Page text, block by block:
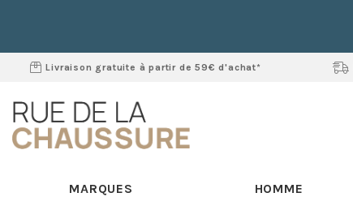
Livraison gratuite à partir de 59€ d'achat*
MARQUES HOMME